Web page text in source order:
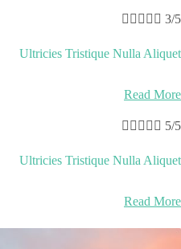
     3/5
Ultricies Tristique Nulla Aliquet
Read More
     5/5
Ultricies Tristique Nulla Aliquet
Read More